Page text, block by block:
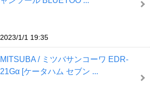
2023/1/1 19:35
MITSUBA / ミツバサンコーワ EDR-
21Gα [ケータハム セブン ...